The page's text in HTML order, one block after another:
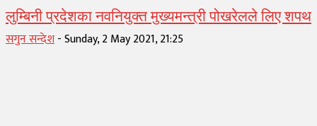
लुम्बिनी प्रदेशका नवनियुक्त मुख्यमन्त्री पोखरेलले लिए शपथ
सगुन सन्देश-Sunday, 2 May 2021, 21:25